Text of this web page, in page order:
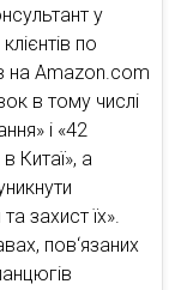
у
по
на Amazon.com
в тому числі
і «42
Китаї», а
захист їх».
пов‘язаних